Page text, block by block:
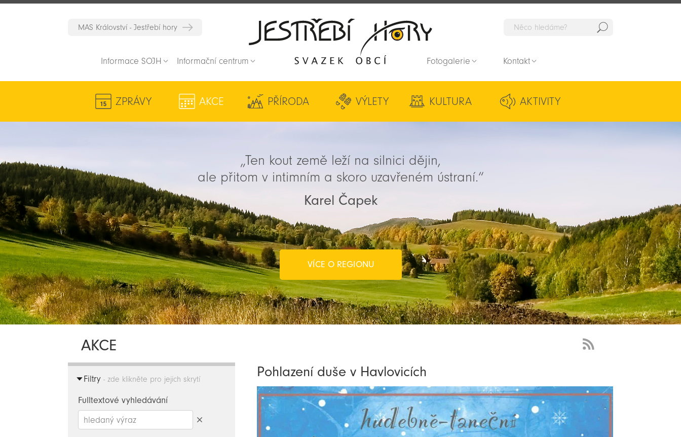
MAS Království - Jestřebí hory
Informace SOJH Informační centrum Fotogalerie Kontakt
ZPRÁVY AKCE PŘÍRODA VÝLETY KULTURA AKTIVITY
„Ten kout země leží na silnici dějin,
ale přitom v intimním a skoro uzavřeném ústraní.“
Karel Čapek
VÍCE O REGIONU
AKCE
novinky
Filtry - zde klikněte pro jejich skrytí
Fulltextové vyhledávání
Pohlazení duše v Havlovicích